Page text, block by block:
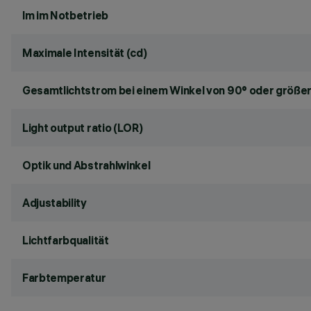
lm im Notbetrieb
Maximale Intensität (cd)
Gesamtlichtstrom bei einem Winkel von 90° oder
Light output ratio (LOR)
Optik und Abstrahlwinkel
Adjustability
Lichtfarbqualität
Farbtemperatur